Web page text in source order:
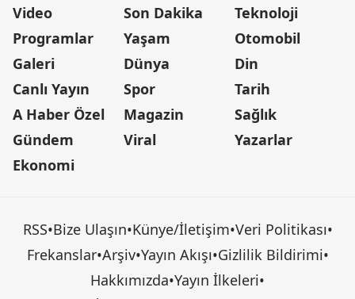
Video
Programlar
Galeri
Canlı Yayın
A Haber Özel
Gündem
Ekonomi
Son Dakika
Yaşam
Dünya
Spor
Magazin
Viral
Teknoloji
Otomobil
Din
Tarih
Sağlık
Yazarlar
RSS•Bize Ulaşın•Künye/İletişim•Veri Politikası•
Frekanslar•Arşiv•Yayın Akışı•Gizlilik Bildirimi•
Hakkımızda•Yayın İlkeleri•